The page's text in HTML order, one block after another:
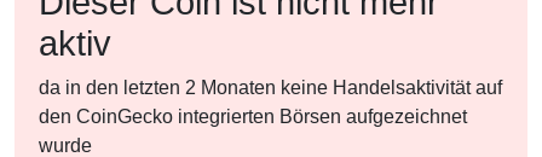
aktiv
da in den letzten 2 Monaten keine Handelsaktivität auf
den CoinGecko integrierten Börsen aufgezeichnet
wurde